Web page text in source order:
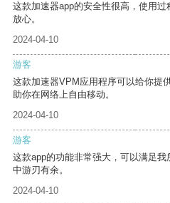
这款加速器app的安全性很高，使用
放心。
2024-04-10
游客
这款加速器VPM应用程序可以给你提
助你在网络上自由移动。
2024-04-10
游客
这款app的功能非常强大，可以满足
中游刃有余。
2024-04-10